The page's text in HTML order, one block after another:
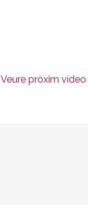
Veure pròxim vídeo